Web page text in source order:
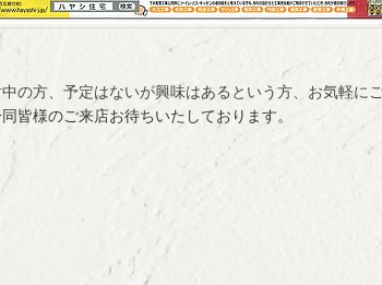
の方、予定はないが興味はあるという方、お気軽に
皆様のご来店お待ちいたしております。